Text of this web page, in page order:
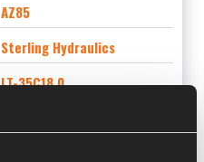
AZ85
Sterling Hydraulics
LT-35C18.0